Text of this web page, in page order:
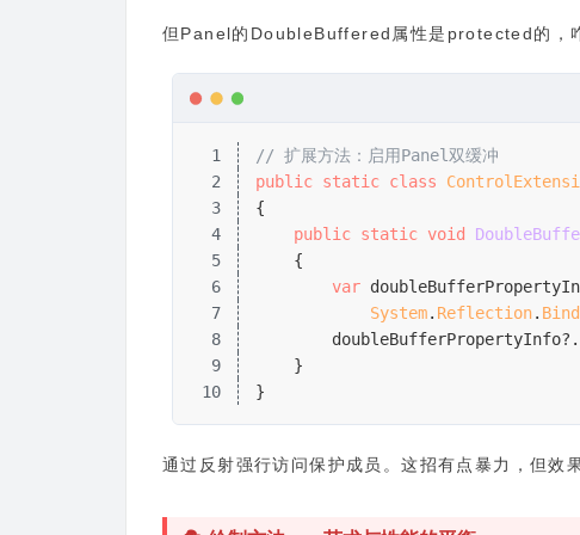
但Panel的DoubleBuffered属性是protected的，
1
// 扩展方法：启用Panel双缓冲
2
public static class
3
{
4
public static void
5
{
6
var
7
System. Reflection.
8
doubleBufferPropertyInfo?.
9
}
10
}
通过反射强行访问保护成员。这招有点暴力，但